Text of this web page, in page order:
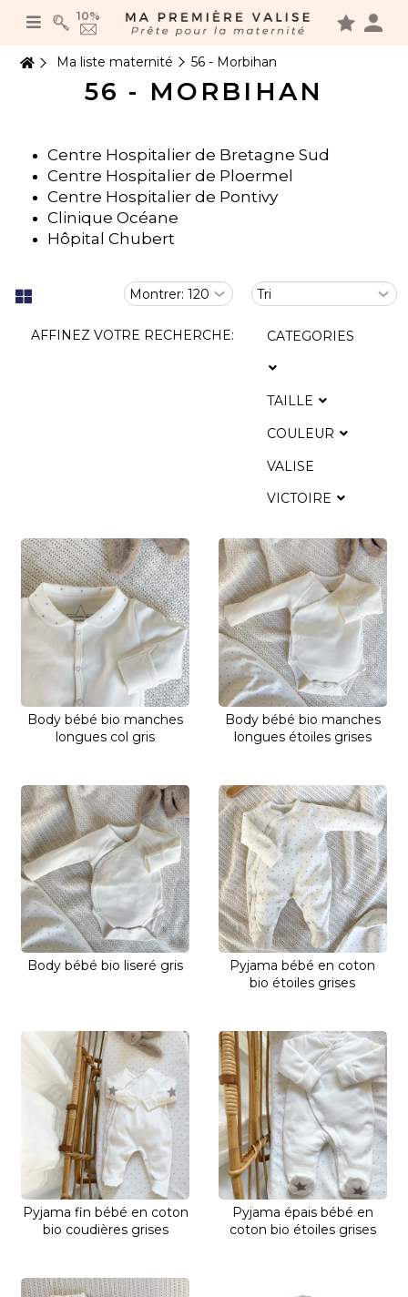
10%
Ma liste maternité 56 - Morbihan
56 - MORBIHAN
Centre Hospitalier de Bretagne Sud
Centre Hospitalier de Ploermel
Centre Hospitalier de Pontivy
Clinique Océane
Hôpital Chubert
AFFINEZ VOTRE RECHERCHE: CATEGORIES
TAILLE
COULEUR
VALISE
VICTOIRE
Body bébé bio manches
longues col gris
Body bébé bio manches
longues étoiles grises
Body bébé bio liseré gris
Pyjama bébé en coton
bio étoiles grises
Pyjama fin bébé en coton
bio coudières grises
Pyjama épais bébé en
coton bio étoiles grises
Panneau de gestion des cookies